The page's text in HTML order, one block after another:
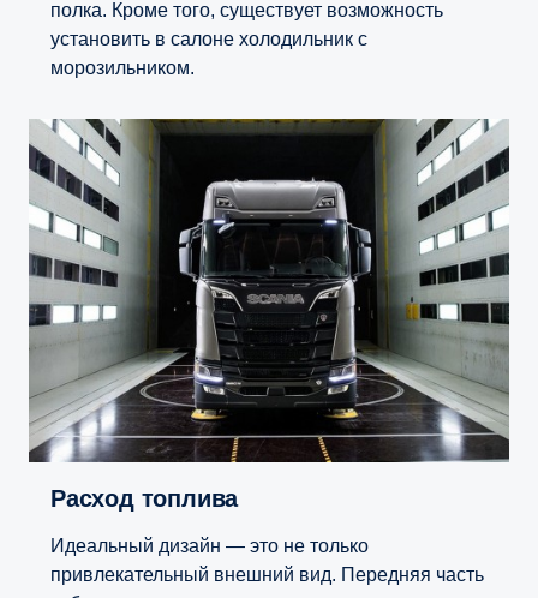
полка. Кроме того, существует возможность
установить в салоне холодильник с
морозильником.
Расход топлива
Идеальный дизайн — это не только
привлекательный внешний вид. Передняя часть